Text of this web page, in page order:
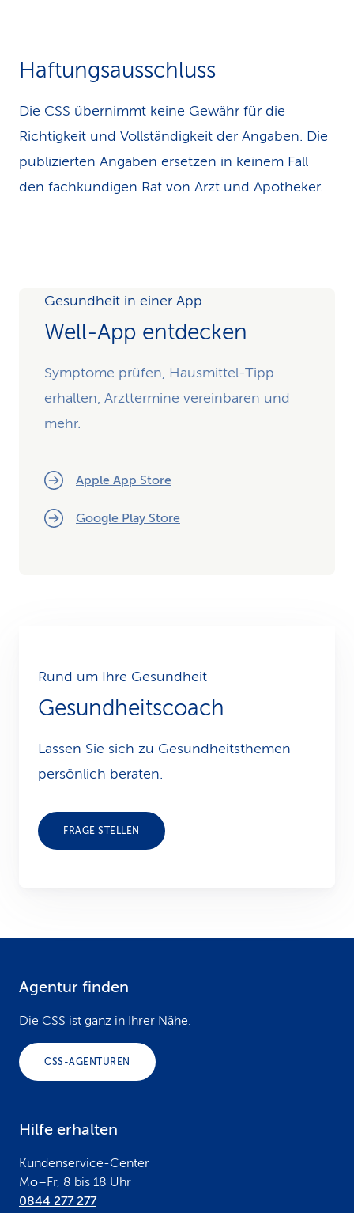
Haftungsausschluss
Die CSS übernimmt keine Gewähr für die
Richtigkeit und Vollständigkeit der Angaben. Die
publizierten Angaben ersetzen in keinem Fall
den fachkundigen Rat von Arzt und Apotheker.
Gesundheit in einer App
Well-App entdecken
Symptome prüfen, Hausmittel-Tipp
erhalten, Arzttermine vereinbaren und
mehr.
Apple App Store
Google Play Store
Rund um Ihre Gesundheit
Gesundheitscoach
Lassen Sie sich zu Gesundheits­themen
persönlich beraten.
FRAGE STELLEN
Agentur finden
Die CSS ist ganz in Ihrer Nähe.
CSS-AGENTUREN
Hilfe erhalten
Kundenservice-Center
Mo–Fr, 8 bis 18 Uhr
0844 277 277